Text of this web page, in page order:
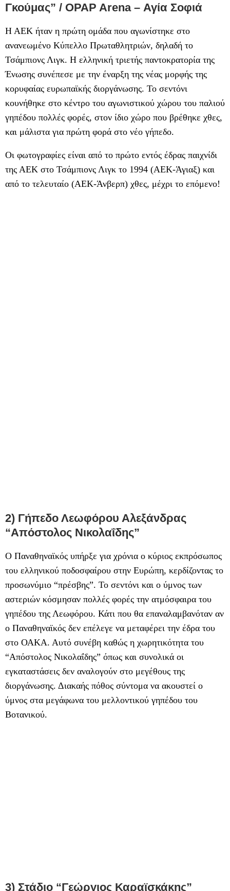
Γκούμας” / OPAP Arena – Αγία Σοφιά
Η ΑΕΚ ήταν η πρώτη ομάδα που αγωνίστηκε στο
ανανεωμένο Κύπελλο Πρωταθλητριών, δηλαδή το
Τσάμπιονς Λιγκ. Η ελληνική τριετής παντοκρατορία της
Ένωσης συνέπεσε με την έναρξη της νέας μορφής της
κορυφαίας ευρωπαϊκής διοργάνωσης. Το σεντόνι
κουνήθηκε στο κέντρο του αγωνιστικού χώρου του παλιού
γηπέδου πολλές φορές, στον ίδιο χώρο που βρέθηκε χθες,
και μάλιστα για πρώτη φορά στο νέο γήπεδο.
Οι φωτογραφίες είναι από το πρώτο εντός έδρας παιχνίδι
της ΑΕΚ στο Τσάμπιονς Λιγκ το 1994 (ΑΕΚ-Άγιαξ) και
από το τελευταίο (ΑΕΚ-Άνβερπ) χθες, μέχρι το επόμενο!
2) Γήπεδο Λεωφόρου Αλεξάνδρας
“Απόστολος Νικολαΐδης”
Ο Παναθηναϊκός υπήρξε για χρόνια ο κύριος εκπρόσωπος
του ελληνικού ποδοσφαίρου στην Ευρώπη, κερδίζοντας το
προσωνύμιο “πρέσβης”. Το σεντόνι και ο ύμνος των
αστεριών κόσμησαν πολλές φορές την ατμόσφαιρα του
γηπέδου της Λεωφόρου. Κάτι που θα επαναλαμβανόταν αν
ο Παναθηναϊκός δεν επέλεγε να μεταφέρει την έδρα του
στο ΟΑΚΑ. Αυτό συνέβη καθώς η χωρητικότητα του
“Απόστολος Νικολαΐδης” όπως και συνολικά οι
εγκαταστάσεις δεν αναλογούν στο μεγέθους της
διοργάνωσης. Διακαής πόθος σύντομα να ακουστεί ο
ύμνος στα μεγάφωνα του μελλοντικού γηπέδου του
Βοτανικού.
3) Στάδιο “Γεώργιος Καραϊσκάκης”